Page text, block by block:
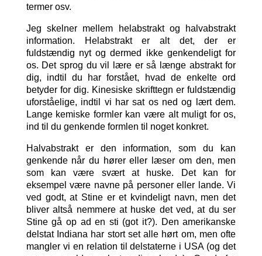
termer osv.
Jeg skelner mellem helabstrakt og halvabstrakt
information. Helabstrakt er alt det, der er
fuldstændig nyt og dermed ikke genkendeligt for
os. Det sprog du vil lære er så længe abstrakt for
dig, indtil du har forstået, hvad de enkelte ord
betyder for dig. Kinesiske skrifttegn er fuldstændig
uforståelige, indtil vi har sat os ned og lært dem.
Lange kemiske formler kan være alt muligt for os,
ind til du genkende formlen til noget konkret.
Halvabstrakt er den information, som du kan
genkende når du hører eller læser om den, men
som kan være svært at huske. Det kan for
eksempel være navne på personer eller lande. Vi
ved godt, at Stine er et kvindeligt navn, men det
bliver altså nemmere at huske det ved, at du ser
Stine gå op ad en sti (got it?). Den amerikanske
delstat Indiana har stort set alle hørt om, men ofte
mangler vi en relation til delstaterne i USA (og det